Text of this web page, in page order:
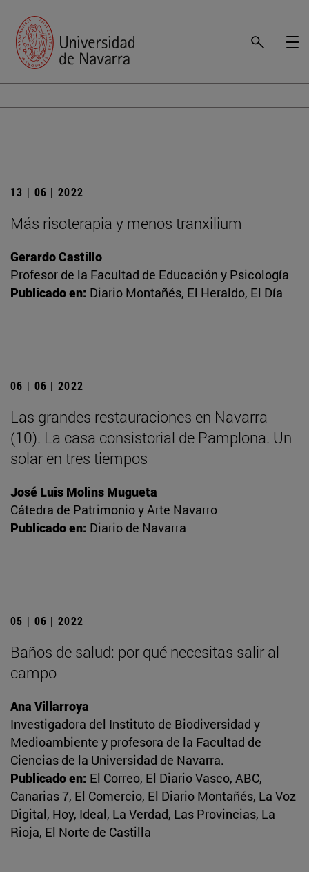
13 | 06 | 2022
Más risoterapia y menos tranxilium
Gerardo Castillo
Profesor de la Facultad de Educación y Psicología
Publicado en: Diario Montañés, El Heraldo, El Día
06 | 06 | 2022
Las grandes restauraciones en Navarra
(10). La casa consistorial de Pamplona. Un
solar en tres tiempos
José Luis Molins Mugueta
Cátedra de Patrimonio y Arte Navarro
Publicado en: Diario de Navarra
05 | 06 | 2022
Baños de salud: por qué necesitas salir al
campo
Ana Villarroya
Investigadora del Instituto de Biodiversidad y
Medioambiente y profesora de la Facultad de
Ciencias de la Universidad de Navarra.
Publicado en: El Correo, El Diario Vasco, ABC,
Canarias 7, El Comercio, El Diario Montañés, La Voz
Digital, Hoy, Ideal, La Verdad, Las Provincias, La
Rioja, El Norte de Castilla